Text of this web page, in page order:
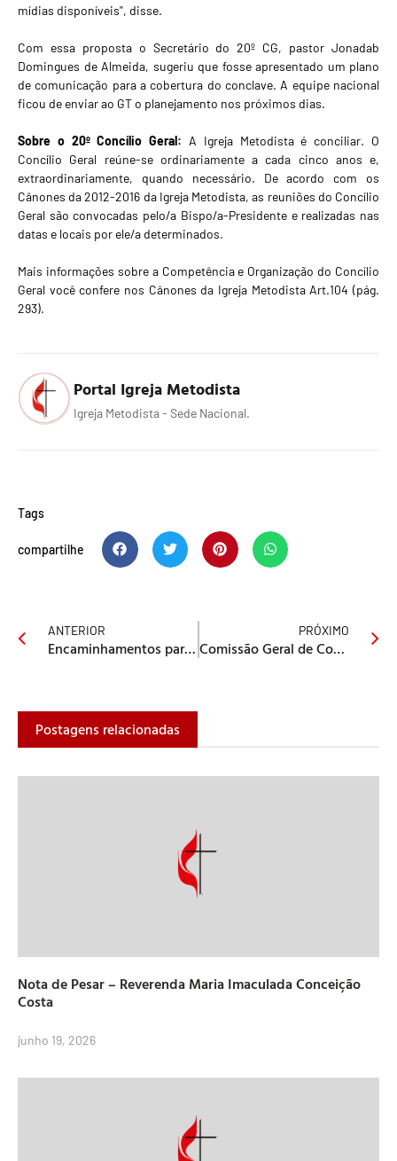
mídias disponíveis", disse.
Com essa proposta o Secretário do 20º CG, pastor Jonadab
Domingues de Almeida, sugeriu que fosse apresentado um plano
de comunicação para a cobertura do conclave. A equipe nacional
ficou de enviar ao GT o planejamento nos próximos dias.
Sobre o 20º Concílio Geral: A Igreja Metodista é conciliar. O
Concílio Geral reúne-se ordinariamente a cada cinco anos e,
extraordinariamente, quando necessário. De acordo com os
Cânones da 2012-2016 da Igreja Metodista, as reuniões do Concílio
Geral são convocadas pelo/a Bispo/a-Presidente e realizadas nas
datas e locais por ele/a determinados.
Mais informações sobre a Competência e Organização do Concílio
Geral você confere nos Cânones da Igreja Metodista Art.104 (pág.
293).
Portal Igreja Metodista
Igreja Metodista - Sede Nacional.
Tags
compartilhe
ANTERIOR
Encaminhamentos para o 20º Concílio Geral
PRÓXIMO
Comissão Geral de Constituição e Justiça se reúne em São Paulo, neste sábado (6)
Postagens relacionadas
Nota de Pesar – Reverenda Maria Imaculada Conceição
Costa
junho 19, 2026